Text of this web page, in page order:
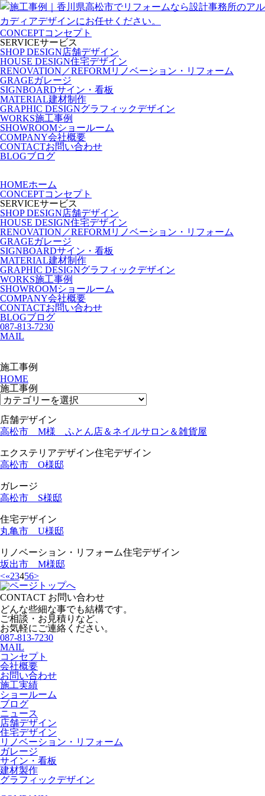
CONCEPTコンセプト
SERVICEサービス
SHOP DESIGN店舗デザイン
HOUSE DESIGN住宅デザイン
RENOVATION／REFORMリノベーション・リフォーム
GRAGEガレージ
SIGNBOARDサイン・看板
MATERIAL建材制作
GRAPHIC DESIGNグラフィックデザイン
WORKS施工事例
SHOWROOMショールーム
COMPANY会社概要
CONTACTお問い合わせ
BLOGブログ
HOMEホーム
CONCEPTコンセプト
SERVICEサービス
SHOP DESIGN店舗デザイン
HOUSE DESIGN住宅デザイン
RENOVATION／REFORMリノベーション・リフォーム
GRAGEガレージ
SIGNBOARDサイン・看板
MATERIAL建材制作
GRAPHIC DESIGNグラフィックデザイン
WORKS施工事例
SHOWROOMショールーム
COMPANY会社概要
CONTACTお問い合わせ
BLOGブログ
087-813-7230
MAIL
施工事例
HOME
施工事例
店舗デザイン
高松市 M様 ふとん店＆ネイルサロン＆雑貨屋
エクステリアデザイン住宅デザイン
高松市 O様邸
ガレージ
高松市 S様邸
住宅デザイン
丸亀市 U様邸
リノベーション・リフォーム住宅デザイン
坂出市 M様邸
<«23456>
CONTACT お問い合わせ
どんな些細な事でも結構です。
ご相談・お見積りなど、
お気軽にご連絡ください。
087-813-7230
MAIL
コンセプト
会社概要
お問い合わせ
施工実績
ショールーム
ブログ
ニュース
店舗デザイン
住宅デザイン
リノベーション・リフォーム
ガレージ
サイン・看板
建材製作
グラフィックデザイン